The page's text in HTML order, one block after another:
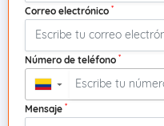
Correo electrónico *
Número de teléfono *
▼
Mensaje *